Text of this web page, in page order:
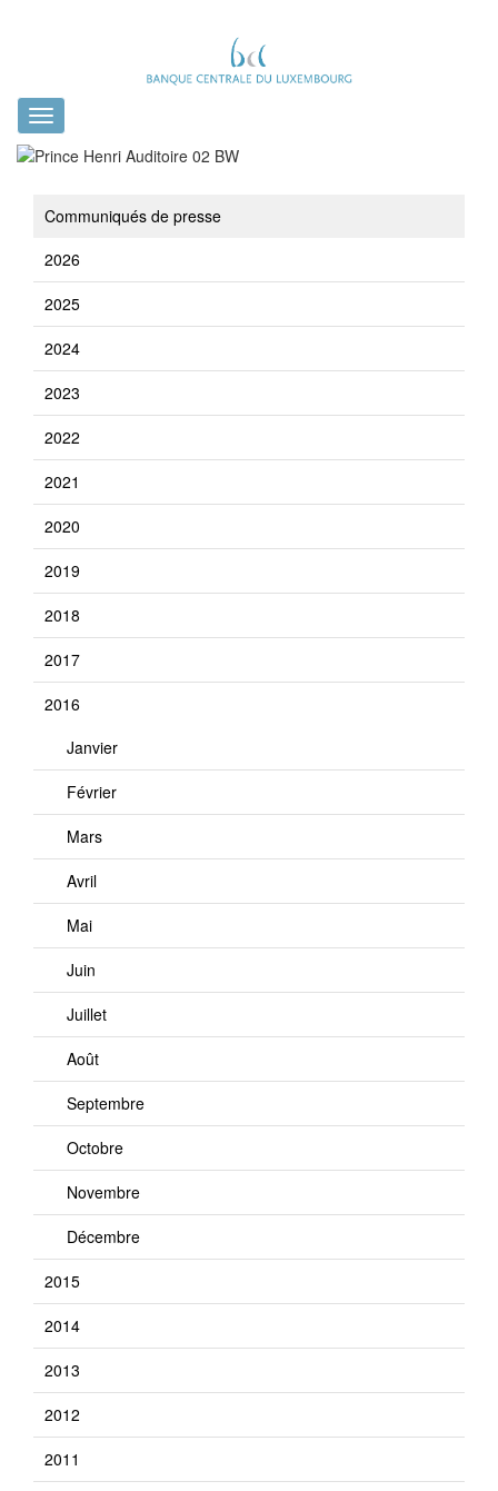
Toggle
navigation
Communiqués de presse
2026
2025
2024
2023
2022
2021
2020
2019
2018
2017
2016
Janvier
Février
Mars
Avril
Mai
Juin
Juillet
Août
Septembre
Octobre
Novembre
Décembre
2015
2014
2013
2012
2011